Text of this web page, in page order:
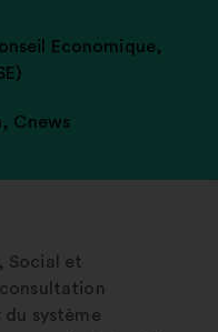
Economique,
, Cnews
Social et
système